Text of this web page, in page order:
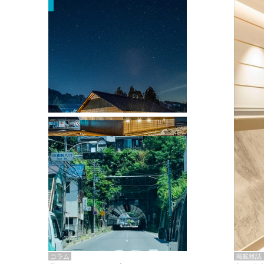
掲載雑誌
掲載雑誌・書籍
『街歩き研修「アールデコとモダニズ
ム、和風バロック」』のレポート記事が
掲載
コラム